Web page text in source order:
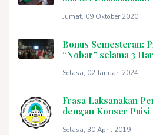
Jumat, 09 Oktober 2020
Bonus Semesteran:
“Nobar” selama 3
Selasa, 02 Januari 2024
Frasa Laksanakan
dengan Konser Puisi
Selasa, 30 April 2019